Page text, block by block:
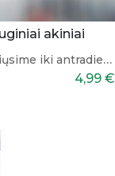
akiniai
iki antradienio
4,99 €